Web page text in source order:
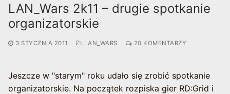
LAN_Wars 2k11 – drugie spotkanie
organizatorskie
3 STYCZNIA 2011 LAN_WARS 20 KOMENTARZY
Jeszcze w "starym" roku udało się zrobić spotkanie
organizatorskie. Na początek rozpiska gier RD:Grid i